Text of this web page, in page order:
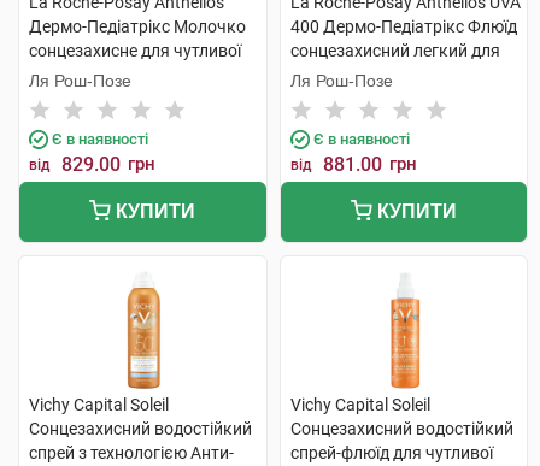
Дермо-Педіатрікс Молочко
сонцезахисне для чутливої
шкіри немовлят SPF50+ 50
мл 1 туба
Ля Рош-Позе
Є в наявності
від 829.00 грн
КУПИТИ
400 Дермо-Педіатрікс Флюїд
сонцезахисний легкий для
чутливої шкіри дітей SPF50+
50 мл 1 флакон
Ля Рош-Позе
Є в наявності
від 881.00 грн
КУПИТИ
Vichy Capital Soleil
Сонцезахисний водостійкий
спрей з технологією Анти-
Vichy Capital Soleil
Сонцезахисний водостійкий
спрей-флюїд для чутливої